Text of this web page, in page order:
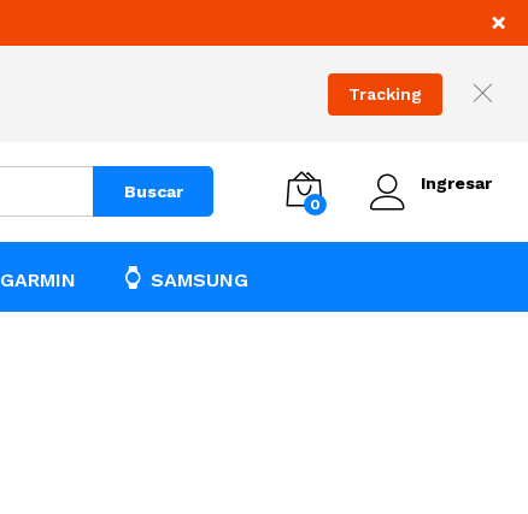
×
Tracking
Buscar
0
Ingresar
GARMIN SAMSUNG